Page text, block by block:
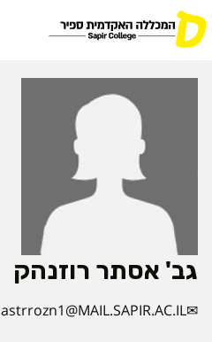
גב' אסתר רוזנהק
astrrozn1@MAIL.SAPIR.AC.IL